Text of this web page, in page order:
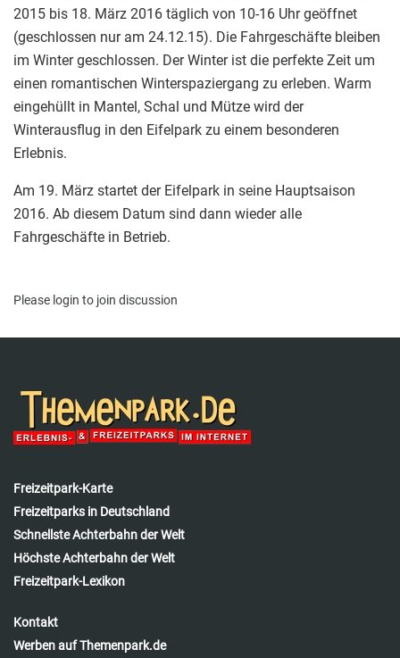
2015 bis 18. März 2016 täglich von 10-16 Uhr geöffnet
(geschlossen nur am 24.12.15). Die Fahrgeschäfte bleiben
im Winter geschlossen. Der Winter ist die perfekte Zeit um
einen romantischen Winterspaziergang zu erleben. Warm
eingehüllt in Mantel, Schal und Mütze wird der
Winterausflug in den Eifelpark zu einem besonderen
Erlebnis.
Am 19. März startet der Eifelpark in seine Hauptsaison
2016. Ab diesem Datum sind dann wieder alle
Fahrgeschäfte in Betrieb.
Please login to join discussion
Freizeitpark-Karte
Freizeitparks in Deutschland
Schnellste Achterbahn der Welt
Höchste Achterbahn der Welt
Freizeitpark-Lexikon
Kontakt
Werben auf Themenpark.de